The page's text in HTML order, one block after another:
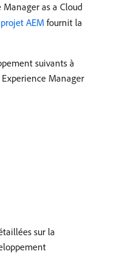
as a Cloud
AEMfournit la
suivants à
Manager
sur la